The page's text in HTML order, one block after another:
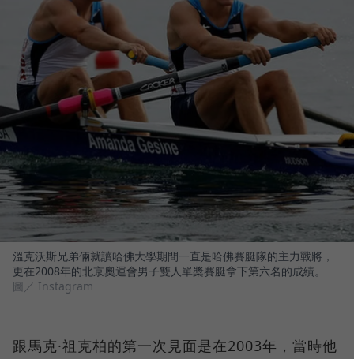
溫克沃斯兄弟倆就讀哈佛大學期間一直是哈佛賽艇隊的主力戰將，
更在2008年的北京奧運會男子雙人單槳賽艇拿下第六名的成績。
圖／ Instagram
跟馬克·祖克柏的第一次見面是在2003年，當時他